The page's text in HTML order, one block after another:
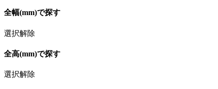
クリッパー（1）
サクシード（0）
シビリアン（2）
ステップワゴン（4）
全幅(mm)で探す
選択解除
全高(mm)で探す
選択解除